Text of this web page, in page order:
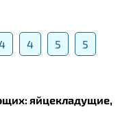
4 5 5
яйцекладущие,